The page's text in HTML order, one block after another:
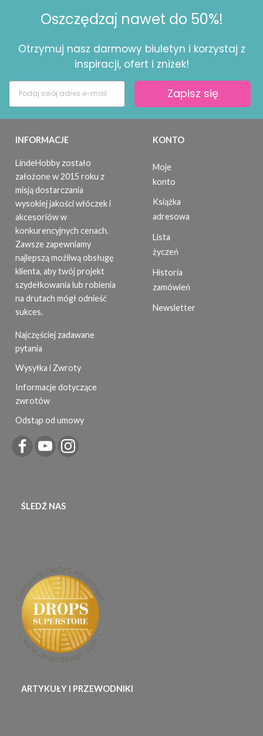
Oszczędzaj nawet do 50%!
Otrzymuj nasz darmowy biuletyn i korzystaj z
inspiracji, ofert i zniżek!
Zapisz się
INFORMACJE
LindeHobby zostało
założone w 2015 roku z
misją dostarczania
wysokiej jakości włóczek i
akcesoriów w
konkurencyjnych cenach.
Zawsze zapewniamy
najlepszą możliwą obsługę
klienta, aby twój projekt
szydełkowania lub robienia
na drutach mógł odnieść
sukces.
Najczęściej zadawane
pytania
Wysyłka i Zwroty
Informacje dotyczące
zwrotów
Odstąp od umowy
KONTO
Moje
konto
Książka
adresowa
Lista
życzeń
Historia
zamówień
Newsletter
ŚLEDŹ NAS
ARTYKUŁY I PRZEWODNIKI